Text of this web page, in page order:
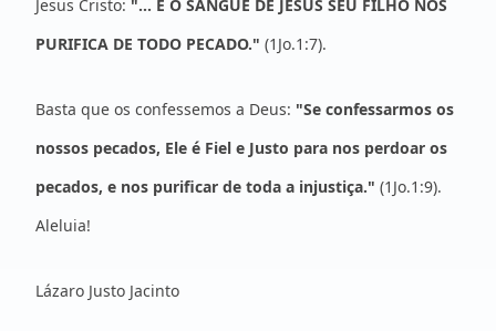
Jesus Cristo: "... E O SANGUE DE JESUS SEU FILHO NOS
PURIFICA DE TODO PECADO." (1Jo.1:7).
Basta que os confessemos a Deus: "Se confessarmos os
nossos pecados, Ele é Fiel e Justo para nos perdoar os
pecados, e nos purificar de toda a injustiça." (1Jo.1:9).
Aleluia!
Lázaro Justo Jacinto